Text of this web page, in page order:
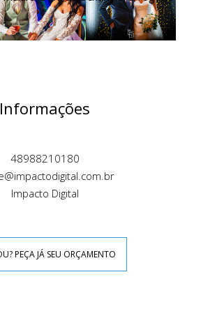
Informações
48988210180
Impacto Digital
PEÇA JÁ SEU ORÇAMENTO